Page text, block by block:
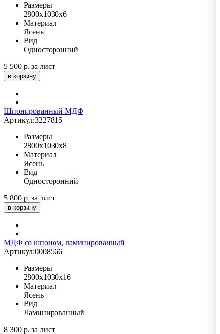
Размеры
2800х1030х6
Материал
Ясень
Вид
Односторонний
5 500 р. за лист
в корзину
Шпонированный МДФ
Артикул:3227815
Размеры
2800х1030х8
Материал
Ясень
Вид
Односторонний
5 800 р. за лист
в корзину
МДФ со шпоном, ламинированный
Артикул:0008566
Размеры
2800х1030х16
Материал
Ясень
Вид
Ламинированный
8 300 р. за лист